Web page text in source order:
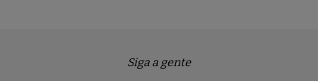
Siga a gente